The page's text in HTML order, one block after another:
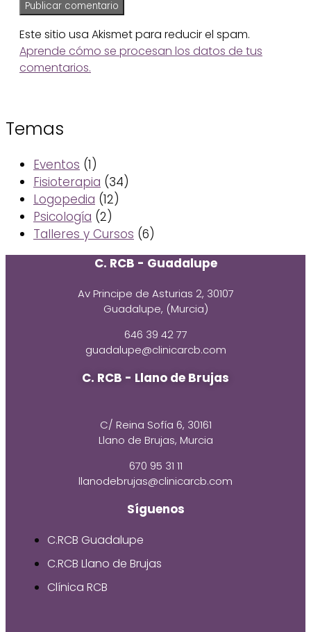
Este sitio usa Akismet para reducir el spam.
Aprende cómo se procesan los datos de tus
comentarios.
Temas
Eventos (1)
Fisioterapia (34)
Logopedia (12)
Psicología (2)
Talleres y Cursos (6)
C. RCB - Guadalupe
Av Principe de Asturias 2, 30107
Guadalupe, (Murcia)
646 39 42 77
guadalupe@clinicarcb.com
C. RCB - Llano de Brujas
C/ Reina Sofía 6, 30161
Llano de Brujas, Murcia
670 95 31 11
llanodebrujas@clinicarcb.com
Síguenos
C.RCB Guadalupe
C.RCB Llano de Brujas
Clínica RCB